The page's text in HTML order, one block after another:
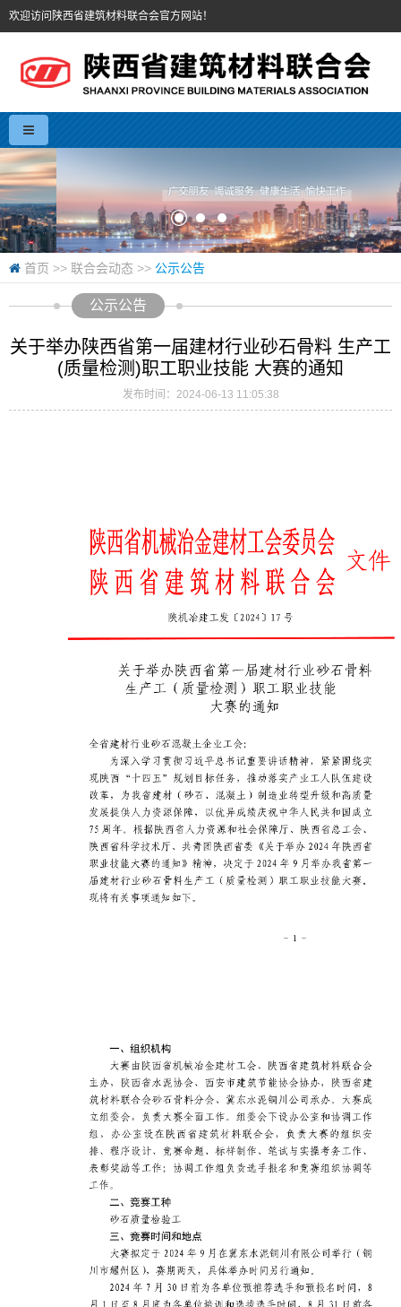
欢迎访问陕西省建筑材料联合会官方网站！
首页 >> 联合会动态 >> 公示公告
公示公告
关于举办陕西省第一届建材行业砂石骨料 生产工
(质量检测)职工职业技能 大赛的通知
发布时间：2024-06-13 11:05:38